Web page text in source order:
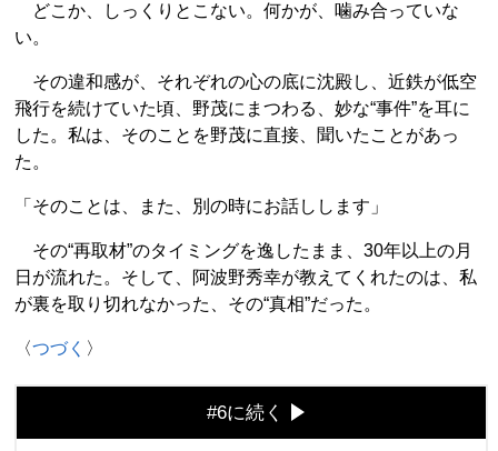
どこか、しっくりとこない。何かが、噛み合っていな
い。
その違和感が、それぞれの心の底に沈殿し、近鉄が低空
飛行を続けていた頃、野茂にまつわる、妙な“事件”を耳に
した。私は、そのことを野茂に直接、聞いたことがあっ
た。
「そのことは、また、別の時にお話しします」
その“再取材”のタイミングを逸したまま、30年以上の月
日が流れた。そして、阿波野秀幸が教えてくれたのは、私
が裏を取り切れなかった、その“真相”だった。
〈つづく 〉
#6に続く